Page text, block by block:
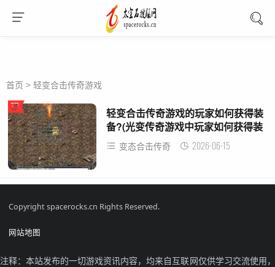
首页 > 轻变合击传奇游戏
轻变合击传奇游戏的玩家如何获得装
备?(光变传奇游戏中玩家如何获得装
备？)变态合击传奇 2026-06-15
Copyright spacerocks.cn Rights Reserved.
网站地图
注释：本站发布的一切游戏资讯内容，均来自互联网仅供学习交流使